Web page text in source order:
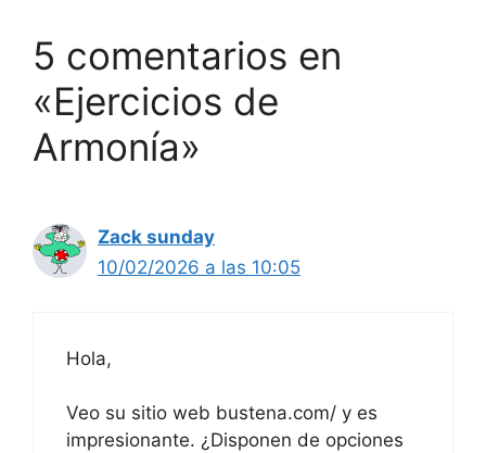
5 comentarios en
«Ejercicios de
Armonía»
Zack sunday
10/02/2026 a las 10:05
Hola,
Veo su sitio web bustena.com/ y es
impresionante. ¿Disponen de opciones